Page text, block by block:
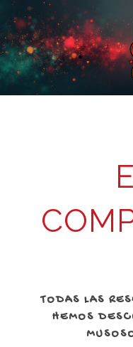
TODAS LAS
HEMOS